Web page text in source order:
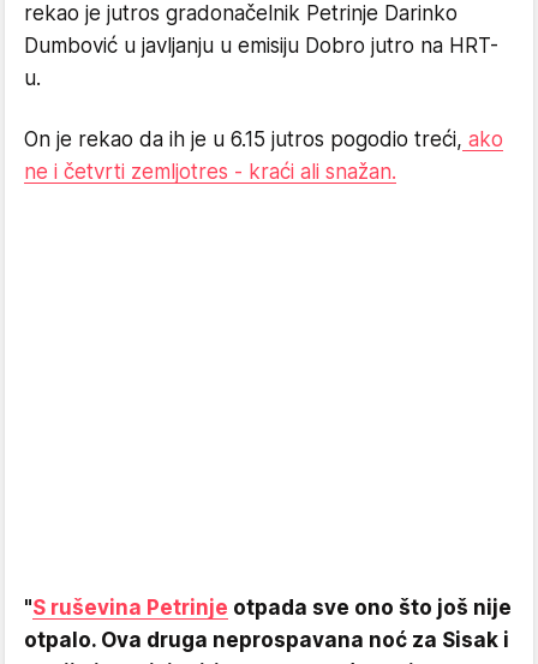
rekao je jutros gradonačelnik Petrinje Darinko
Dumbović u javljanju u emisiju Dobro jutro na HRT-
u.
On je rekao da ih je u 6.15 jutros pogodio treći, ako
ne i četvrti zemljotres - kraći ali snažan.
"S ruševina Petrinje otpada sve ono što još nije
otpalo. Ova druga neprospavana noć za Sisak i